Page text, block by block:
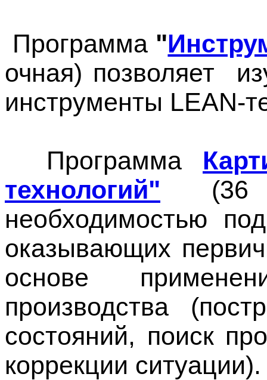
Программа "
очная) позволяет
инструменты LEAN-
Программа
технологий" (36
необходимостью
оказывающих
основе
производства
состояний, поиск
коррекции ситуации).